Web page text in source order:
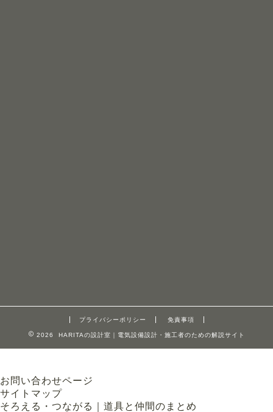
プライバシーポリシー 免責事項
2026 HARITAの設計室｜電気設備設計・施工者のための解説サイト
お問い合わせページ
サイトマップ
そろえる・つながる｜道具と仲間のまとめ